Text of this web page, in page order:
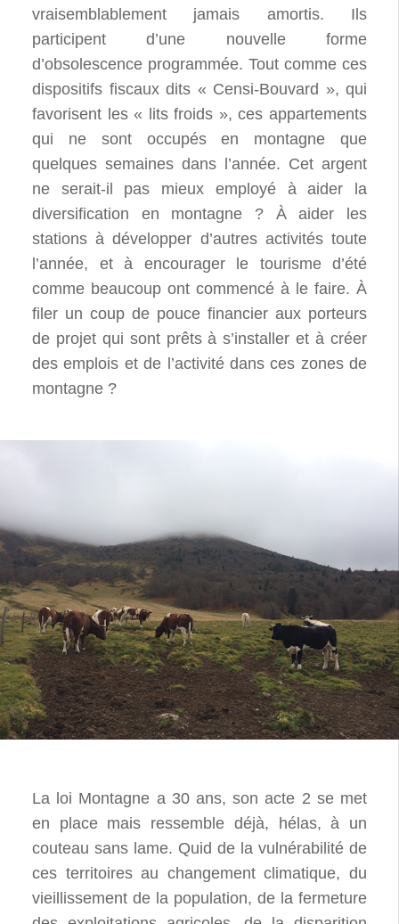
vraisemblablement jamais amortis. Ils
participent d’une nouvelle forme
d’obsolescence programmée. Tout comme ces
dispositifs fiscaux dits « Censi-Bouvard », qui
favorisent les « lits froids », ces appartements
qui ne sont occupés en montagne que
quelques semaines dans l’année. Cet argent
ne serait-il pas mieux employé à aider la
diversification en montagne ? À aider les
stations à développer d’autres activités toute
l’année, et à encourager le tourisme d’été
comme beaucoup ont commencé à le faire. À
filer un coup de pouce financier aux porteurs
de projet qui sont prêts à s’installer et à créer
des emplois et de l’activité dans ces zones de
montagne ?
La loi Montagne a 30 ans, son acte 2 se met
en place mais ressemble déjà, hélas, à un
couteau sans lame. Quid de la vulnérabilité de
ces territoires au changement climatique, du
vieillissement de la population, de la fermeture